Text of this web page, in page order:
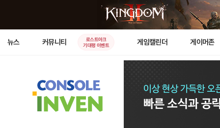
뉴스 커뮤니티
로스트아크
기대평 이벤트
게임캘린더 게이머존